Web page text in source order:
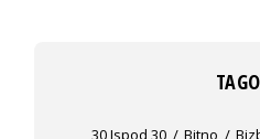
30 Ispod 30 Bitno